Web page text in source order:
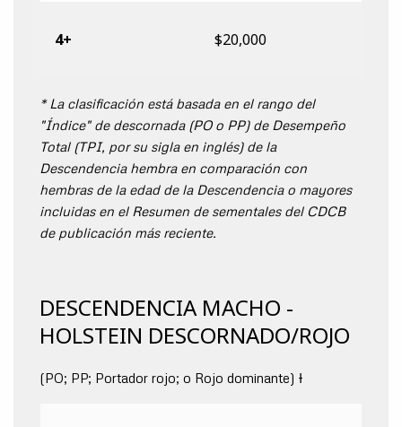
4+ $20,000
* La clasificación está basada en el rango del
"Índice" de descornada (PO o PP) de Desempeño
Total (TPI, por su sigla en inglés) de la
Descendencia hembra en comparación con
hembras de la edad de la Descendencia o mayores
incluidas en el Resumen de sementales del CDCB
de publicación más reciente.
DESCENDENCIA MACHO -
HOLSTEIN DESCORNADO/ROJO
(PO; PP; Portador rojo; o Rojo dominante) Ɨ